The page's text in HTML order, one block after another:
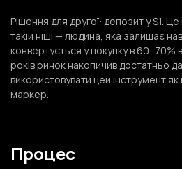
Рішення для другої: депозит у $1.
такій ніші — людина, яка залишає
конвертується у покупку в 60–70%
років ринок накопичив достатньо
використовувати цей інструмент
маркер.
Процес